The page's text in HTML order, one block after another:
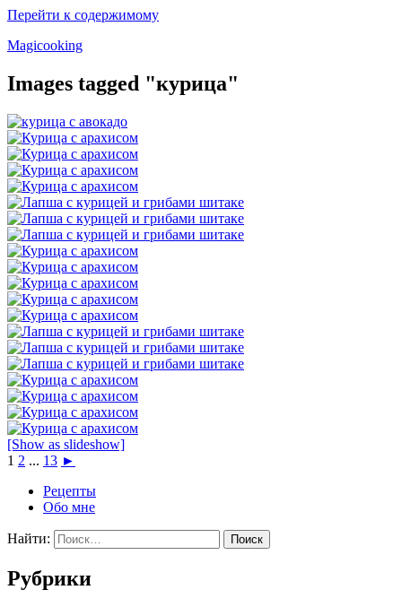
Перейти к содержимому
Magicooking
Images tagged "курица"
[Show as slideshow]
1 2 ... 13 ►
Рецепты
Обо мне
Найти:
Рубрики